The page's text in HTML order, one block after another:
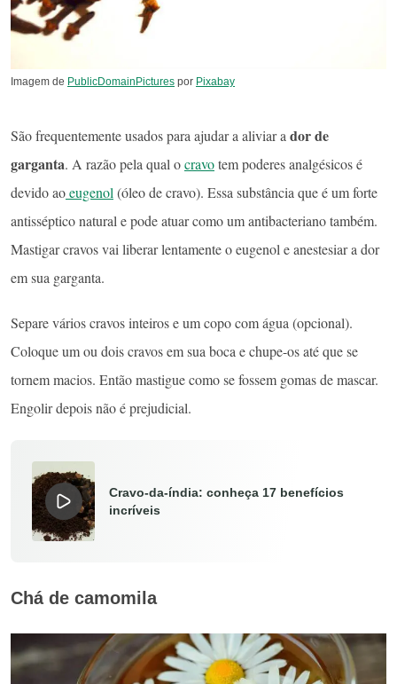
Imagem de PublicDomainPictures por Pixabay
São frequentemente usados ​​para ajudar a aliviar a dor de
garganta. A razão pela qual ocravotem poderes analgésicos é
devido aoeugenol (óleo de cravo). Essa substância que é um forte
antisséptico natural e pode atuar como um antibacteriano também.
Mastigar cravos vai liberar lentamente o eugenol e anestesiar a dor
em sua garganta.
Separe vários cravos inteiros e um copo com água (opcional).
Coloque um ou dois cravos em sua boca e chupe-os até que se
tornem macios. Então mastigue como se fossem gomas de mascar.
Engolir depois não é prejudicial.
Cravo-da-índia: conheça 17 benefícios
incríveis
Chá de camomila